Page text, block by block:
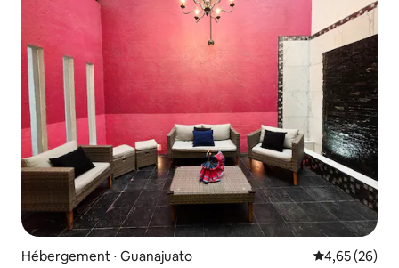
Hébergement ⋅ Guanajuato Évaluation
4,65 (26)